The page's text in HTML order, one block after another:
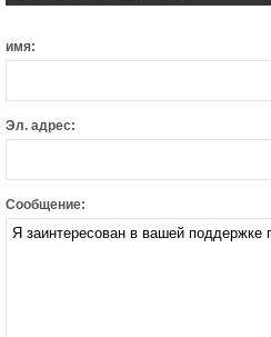
имя:
Эл. адрес:
Сообщение: